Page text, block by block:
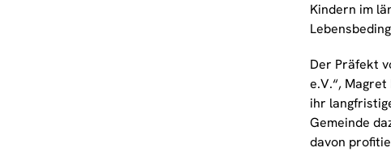
Kindern im
Der Präfekt
e.V.“,
ihr
Gemeinde
davon